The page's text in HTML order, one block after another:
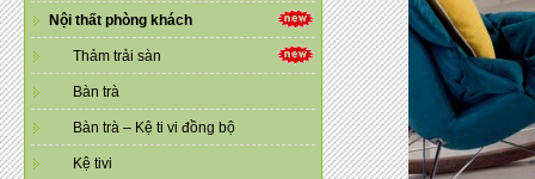
Nội thất phòng khách
Thảm trải sàn
Bàn trà
Bàn trà – Kệ ti vi đồng bộ
Kệ tivi